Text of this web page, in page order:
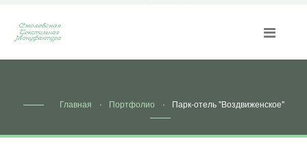
Главная Портфолио Парк-отель "Воздвиженское"